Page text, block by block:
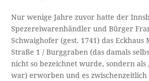
Nur wenige Jahre zuvor hatte der
Spezereiwarenhändler und Bürger
Schwaighofer (gest. 1741) das Eckhaus
Straße 1 / Burggraben (das damals
nicht so bezeichnet wurde, sondern als
war) erworben und es